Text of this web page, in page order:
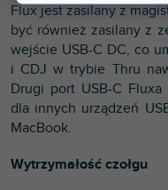
Flux jest zasilany z
być również zasilany z
wejście USB-C DC, co
i CDJ w trybie Thru
Drugi port USB-C
dla innych urządzeń
MacBook.
Wytrzymałość czołgu